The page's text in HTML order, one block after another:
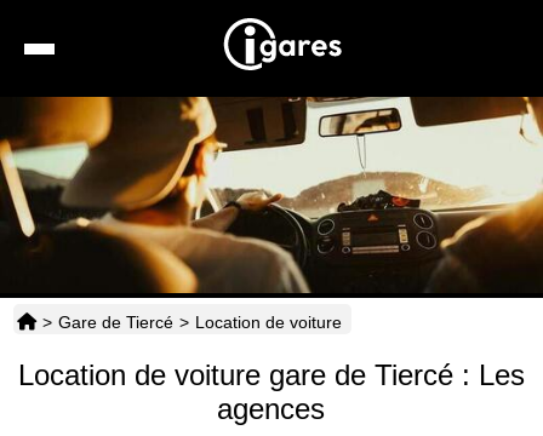
Recherche
Location de voiture
Hôtels
Taxis
Horaires
> Gare de Tiercé > Location de voiture
Location de voiture gare de Tiercé : Les
agences